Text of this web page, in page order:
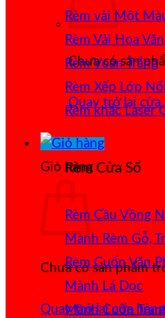
Chưa có sản
Quay trở lại cửa
Giỏ hàng
Chưa có sản phẩm
Quay trở lại cửa hàng
Rèm vải Một
Rèm Vải Hoa
Rèm Voan Trắng
Rèm Xếp Lớp
Rèm khắc Laser
Rèm Cửa Sổ
Rèm Cầu Vồng
Mành Rèm Gỗ,
Rèm Cuốn Văn
Mành Lá Dọc
Mành Cuốn